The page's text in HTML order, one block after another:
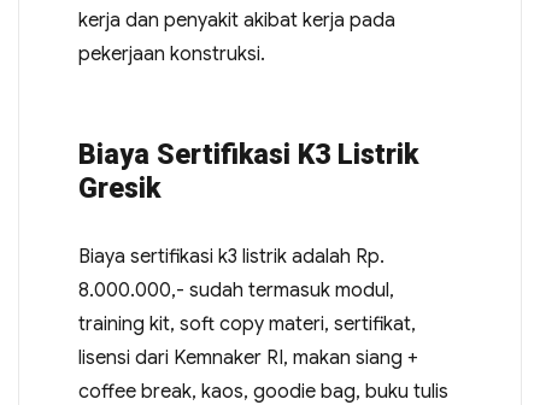
kerja dan penyakit akibat kerja pada
pekerjaan konstruksi.
Biaya Sertifikasi K3 Listrik
Gresik
Biaya sertifikasi k3 listrik adalah Rp.
8.000.000,- sudah termasuk modul,
training kit, soft copy materi, sertifikat,
lisensi dari Kemnaker RI, makan siang +
coffee break, kaos, goodie bag, buku tulis